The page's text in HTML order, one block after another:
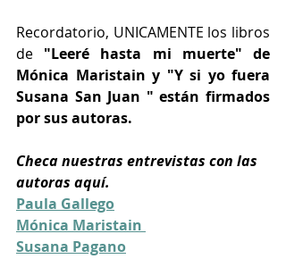
Recordatorio, UNICAMENTE los libros
de "Leeré hasta mi muerte" de
Mónica Maristain y "Y si yo fuera
Susana San Juan " están firmados
por sus autoras.
Checa nuestras entrevistas con las
autoras aquí.
Paula Gallego
Mónica Maristain
Susana Pagano